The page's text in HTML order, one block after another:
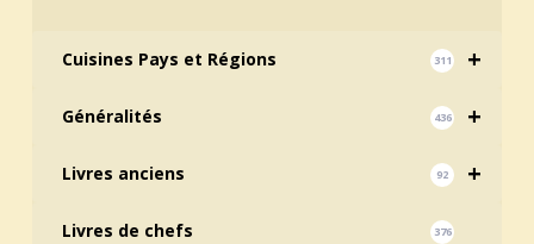
+
Cuisines Pays et Régions 311
+
Généralités 436
+
Livres anciens 92
Livres de chefs 376